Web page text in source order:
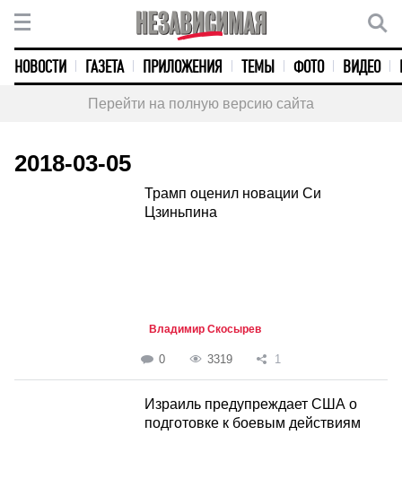
НОВОСТИ ГАЗЕТА ПРИЛОЖЕНИЯ ТЕМЫ ФОТО ВИДЕО
Перейти на полную версию сайта
2018-03-05
Трамп оценил новации Си
Цзиньпина
Владимир Скосырев
0 3319 1
Израиль предупреждает США о
подготовке к боевым действиям